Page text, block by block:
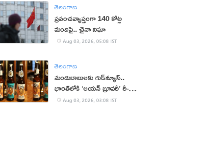
తెలంగాణ
ప్రపంచవ్యాప్తంగా 140 కోట్ల
మందిపై.. చైనా నిఘా
Aug 03, 2026, 05:08 IST
తెలంగాణ
మందుబాబులకు గుడ్‌న్యూస్..
భారత్‌లోకి ‘లయన్ బ్రూవరీ’ రీ-
ఎంట్రీAug 03, 2026, 03:08 IST